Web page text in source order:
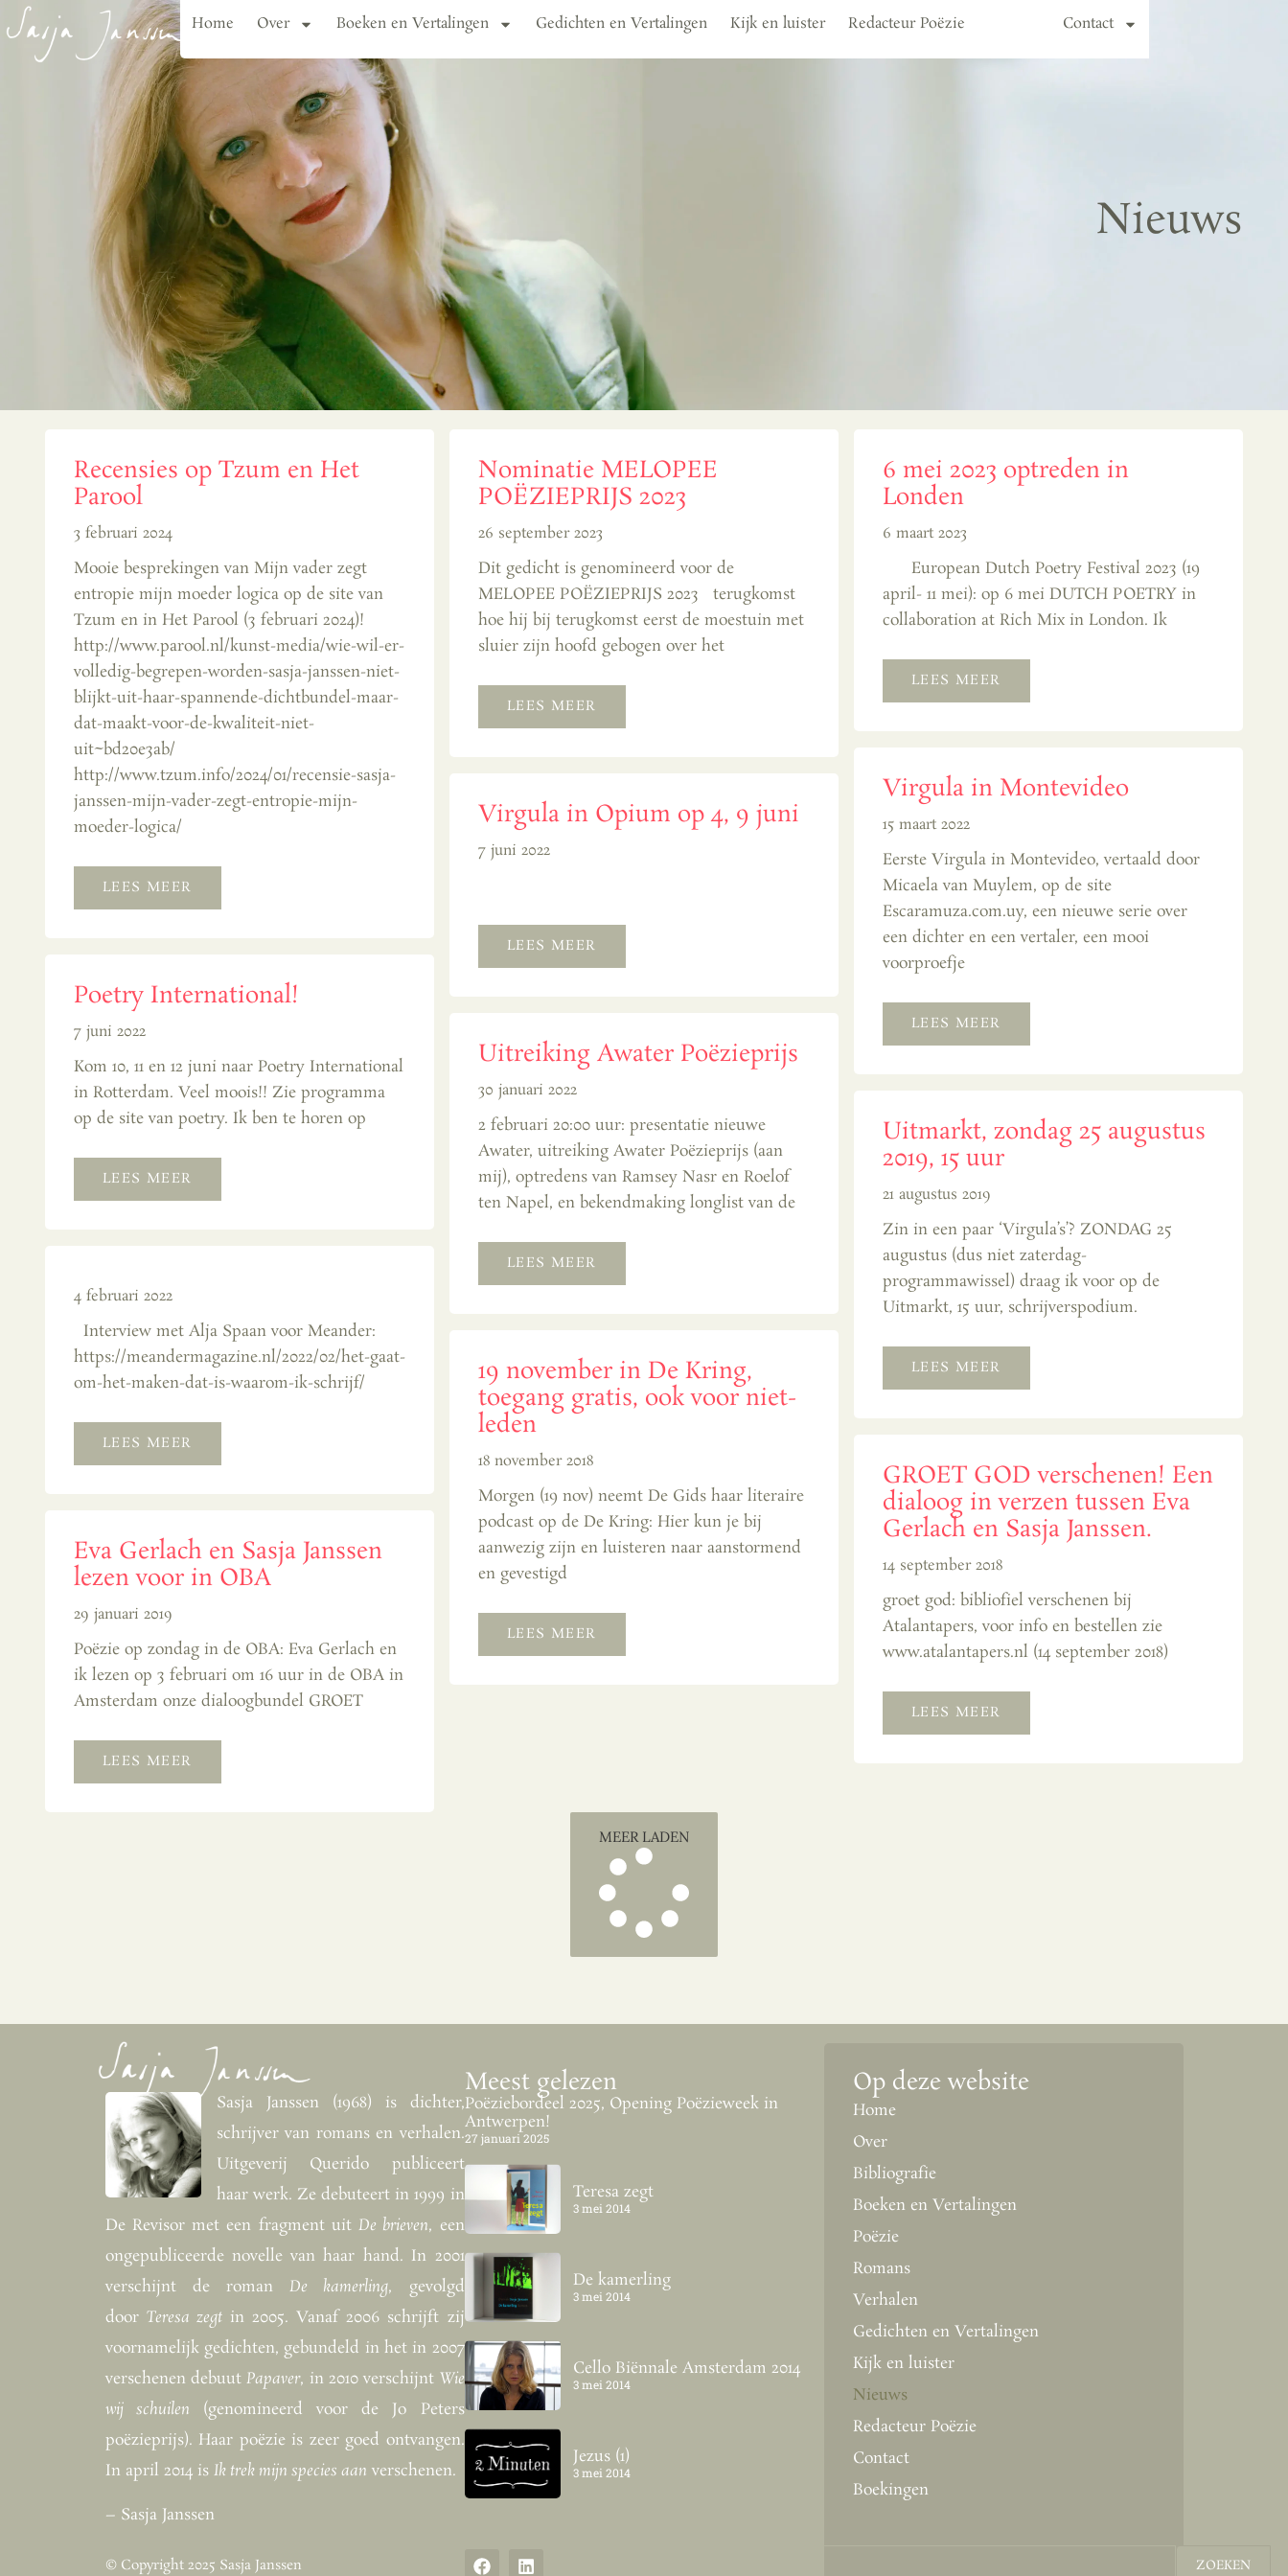
Home Over Boeken en Vertalingen Gedichten en Vertalingen Kijk en luister Redacteur Poëzie Contact
Nieuws
Recensies op Tzum en Het
Parool
3 februari 2024
Mooie besprekingen van Mijn vader zegt
entropie mijn moeder logica op de site van
Tzum en in Het Parool (3 februari 2024)!
http://www.parool.nl/kunst-media/wie-wil-er-
volledig-begrepen-worden-sasja-janssen-niet-
blijkt-uit-haar-spannende-dichtbundel-maar-
dat-maakt-voor-de-kwaliteit-niet-
uit~bd20e3ab/
http://www.tzum.info/2024/01/recensie-sasja-
janssen-mijn-vader-zegt-entropie-mijn-
moeder-logica/
LEES MEER
Nominatie MELOPEE
POËZIEPRIJS 2023
26 september 2023
Dit gedicht is genomineerd voor de
MELOPEE POËZIEPRIJS 2023 terugkomst
hoe hij bij terugkomst eerst de moestuin met
sluier zijn hoofd gebogen over het
LEES MEER
6 mei 2023 optreden in
Londen
6 maart 2023
European Dutch Poetry Festival 2023 (19
april- 11 mei): op 6 mei DUTCH POETRY in
collaboration at Rich Mix in London. Ik
LEES MEER
Poetry International!
7 juni 2022
Kom 10, 11 en 12 juni naar Poetry International
in Rotterdam. Veel moois!! Zie programma
op de site van poetry. Ik ben te horen op
LEES MEER
Virgula in Opium op 4, 9 juni
7 juni 2022
LEES MEER
Virgula in Montevideo
15 maart 2022
Eerste Virgula in Montevideo, vertaald door
Micaela van Muylem, op de site
Escaramuza.com.uy, een nieuwe serie over
een dichter en een vertaler, een mooi
voorproefje
LEES MEER
4 februari 2022
Interview met Alja Spaan voor Meander:
https://meandermagazine.nl/2022/02/het-gaat-
om-het-maken-dat-is-waarom-ik-schrijf/
LEES MEER
Uitreiking Awater Poëzieprijs
30 januari 2022
2 februari 20:00 uur: presentatie nieuwe
Awater, uitreiking Awater Poëzieprijs (aan
mij), optredens van Ramsey Nasr en Roelof
ten Napel, en bekendmaking longlist van de
LEES MEER
Uitmarkt, zondag 25 augustus
2019, 15 uur
21 augustus 2019
Zin in een paar ‘Virgula’s’? ZONDAG 25
augustus (dus niet zaterdag-
programmawissel) draag ik voor op de
Uitmarkt, 15 uur, schrijverspodium.
LEES MEER
Eva Gerlach en Sasja Janssen
lezen voor in OBA
29 januari 2019
Poëzie op zondag in de OBA: Eva Gerlach en
ik lezen op 3 februari om 16 uur in de OBA in
Amsterdam onze dialoogbundel GROET
LEES MEER
19 november in De Kring,
toegang gratis, ook voor niet-
leden
18 november 2018
Morgen (19 nov) neemt De Gids haar literaire
podcast op de De Kring: Hier kun je bij
aanwezig zijn en luisteren naar aanstormend
en gevestigd
LEES MEER
GROET GOD verschenen! Een
dialoog in verzen tussen Eva
Gerlach en Sasja Janssen.
14 september 2018
groet god: bibliofiel verschenen bij
Atalantapers, voor info en bestellen zie
www.atalantapers.nl (14 september 2018)
LEES MEER
MEER LADEN
Sasja Janssen (1968) is dichter,
schrijver van romans en verhalen.
Uitgeverij Querido publiceert
haar werk. Ze debuteert in 1999 in
De Revisor met een fragment uit De brieven, een
ongepubliceerde novelle van haar hand. In 2001
verschijnt de romanDe kamerling, gevolgd
door Teresa zegtin 2005. Vanaf 2006 schrijft zij
voornamelijk gedichten, gebundeld in het in 2007
verschenen debuutPapaver, in 2010 verschijnt Wie
wij schuilen (genomineerd voor de Jo Peters
poëzieprijs). Haar poëzie is zeer goed ontvangen.
In april 2014 is Ik trek mijn species aan verschenen.
– Sasja Janssen
Meest gelezen
Poëziebordeel 2025, Opening Poëzieweek in
Antwerpen!
27 januari 2025
Teresa zegt
3 mei 2014
De kamerling
3 mei 2014
Cello Biënnale Amsterdam 2014
3 mei 2014
Jezus (1)
3 mei 2014
Op deze website
Home
Over
Bibliografie
Boeken en Vertalingen
Poëzie
Romans
Verhalen
Gedichten en Vertalingen
Kijk en luister
Nieuws
Redacteur Poëzie
Contact
Boekingen
© Copyright 2025 Sasja Janssen ZOEKEN